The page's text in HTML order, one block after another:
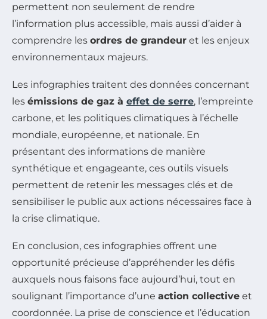
permettent non seulement de rendre
l’information plus accessible, mais aussi d’aider à
comprendre les ordres de grandeur et les enjeux
environnementaux majeurs.
Les infographies traitent des données concernant
les émissions de gaz à effet de serre, l’empreinte
carbone, et les politiques climatiques à l’échelle
mondiale, européenne, et nationale. En
présentant des informations de manière
synthétique et engageante, ces outils visuels
permettent de retenir les messages clés et de
sensibiliser le public aux actions nécessaires face à
la crise climatique.
En conclusion, ces infographies offrent une
opportunité précieuse d’appréhender les défis
auxquels nous faisons face aujourd’hui, tout en
soulignant l’importance d’une action collective et
coordonnée. La prise de conscience et l’éducation